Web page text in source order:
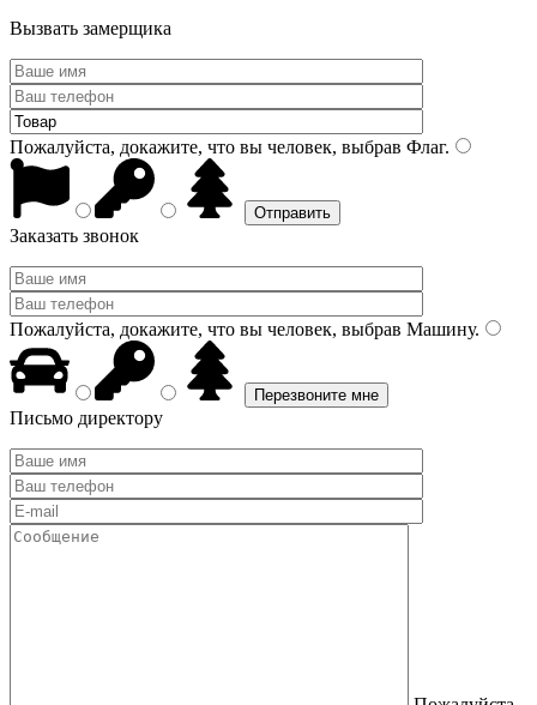
Вызвать замерщика
Пожалуйста, докажите, что вы человек, выбрав Флаг.
Заказать звонок
Пожалуйста, докажите, что вы человек, выбрав Машину.
Письмо директору